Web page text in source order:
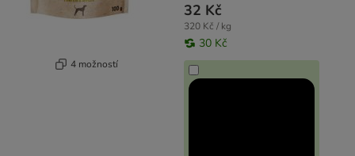
4 možností
32 Kč
320 Kč / kg
30 Kč